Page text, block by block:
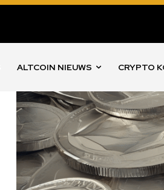
ALTCOIN NIEUWS CRYPTO